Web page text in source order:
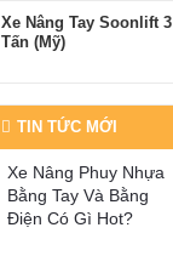
Xe Nâng Tay Soonlift 3
Tấn (Mỹ)
TIN TỨC MỚI
Xe Nâng Phuy Nhựa
Bằng Tay Và Bằng
Điện Có Gì Hot?